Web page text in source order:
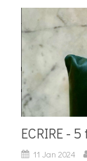
ECRIRE -
11 Jan 2024